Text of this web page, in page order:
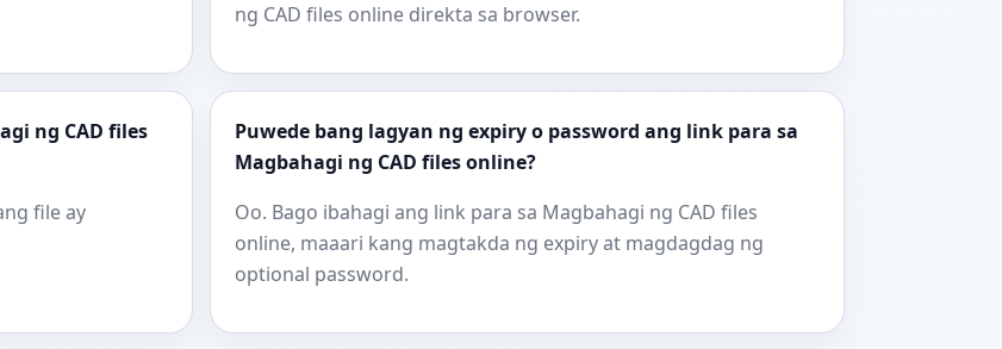
ng CAD files online direkta sa browser.
ng CAD files
file ay
Puwede bang lagyan ng expiry o password ang link para sa
Magbahagi ng CAD files online?
Oo. Bago ibahagi ang link para sa Magbahagi ng CAD files
online, maaari kang magtakda ng expiry at magdagdag ng
optional password.